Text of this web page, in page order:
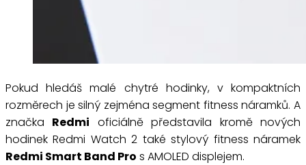
Pokud hledáš malé chytré hodinky, v kompaktních
rozměrech je silný zejména segment fitness náramků. A
značka Redmi oficiálně představila kromě nových
hodinek Redmi Watch 2 také stylový fitness náramek
Redmi Smart Band Pro s AMOLED displejem.